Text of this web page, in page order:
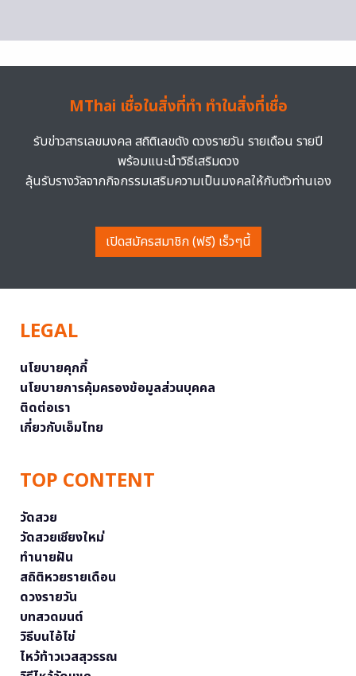
MThai เชื่อในสิ่งที่ทำ ทำในสิ่งที่เชื่อ
รับข่าวสารเลขมงคล สถิติเลขดัง ดวงรายวัน รายเดือน รายปี
พร้อมแนะนำวิธีเสริมดวง
ลุ้นรับรางวัลจากกิจกรรมเสริมความเป็นมงคลให้กับตัวท่านเอง
เปิดสมัครสมาชิก (ฟรี) เร็วๆนี้
LEGAL
นโยบายคุกกี้
นโยบายการคุ้มครองข้อมูลส่วนบุคคล
ติดต่อเรา
เกี่ยวกับเอ็มไทย
TOP CONTENT
วัดสวย
วัดสวยเชียงใหม่
ทำนายฝัน
สถิติหวยรายเดือน
ดวงรายวัน
บทสวดมนต์
วิธีบนไอ้ไข่
ไหว้ท้าวเวสสุวรรณ